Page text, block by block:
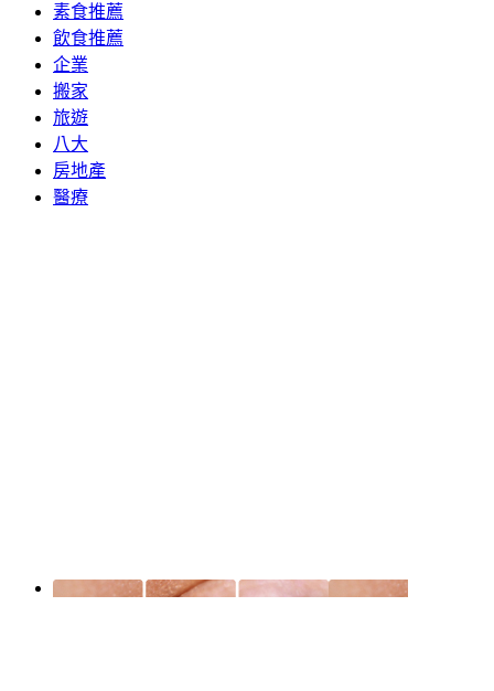
素食推薦
飲食推薦
企業
搬家
旅遊
八大
房地產
醫療